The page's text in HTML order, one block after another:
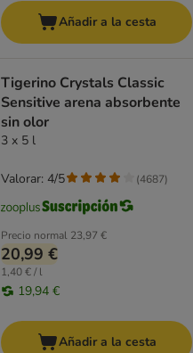
Añadir a la cesta
Tigerino Crystals Classic
Sensitive arena absorbente
sin olor
3 x 5 l
Precio normal 23,97 €
20,99 €
1,40 € / l
19,94 €
Valorar: 4/5 (4687)
Añadir a la cesta